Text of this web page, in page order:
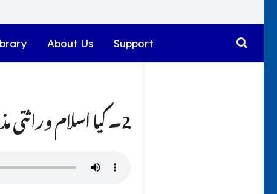
About Us Support
2۔ کیا اسلام وراثتی مذہب ہے ؟؟